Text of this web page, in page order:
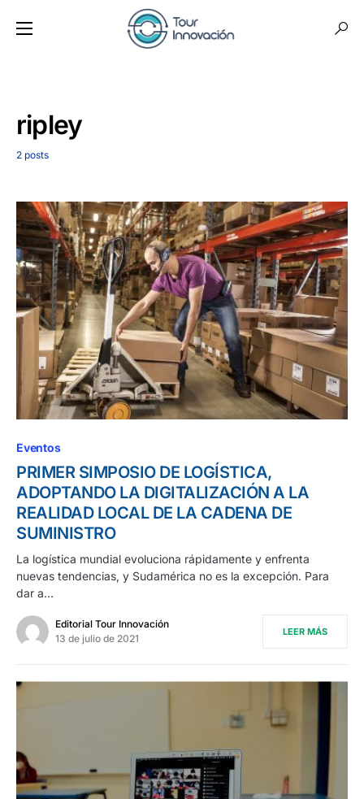
ripley
2 posts
Eventos
PRIMER SIMPOSIO DE LOGÍSTICA,
ADOPTANDO LA DIGITALIZACIÓN A LA
REALIDAD LOCAL DE LA CADENA DE
SUMINISTRO
La logística mundial evoluciona rápidamente y enfrenta
nuevas tendencias, y Sudamérica no es la excepción. Para
dar a…
Editorial Tour Innovación
13 de julio de 2021
LEER MÁS